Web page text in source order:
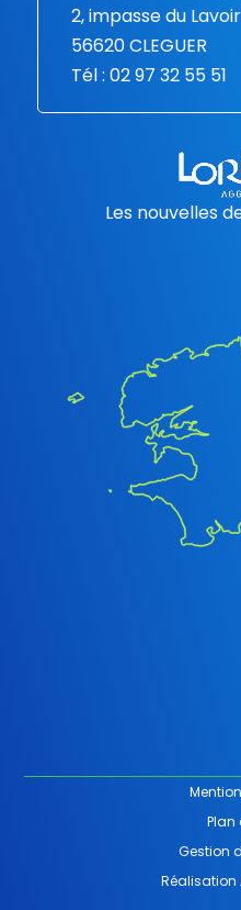
2, impasse du Lavoir
56620 CLEGUER
Tél : 02 97 32 55 51
Les nouvelles
Plan
Gestion
Réalisation